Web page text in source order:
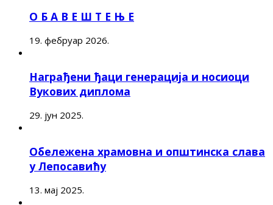
О Б А В Е Ш Т Е Њ Е
19. фебруар 2026.
Награђени ђаци генерација и носиоци
Вукових диплома
29. јун 2025.
Обележена храмовна и општинска слава
у Лепосавићу
13. мај 2025.